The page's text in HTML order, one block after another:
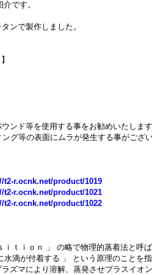
です。
ンで製作しました。
ンド等を使用する事をお勧めいたします
グ等の表面にムラが発生する事がござ
t2-r.ocnk.net/product/1019
t2-r.ocnk.net/product/1021
t2-r.ocnk.net/product/1022
ｉｏｎ 」 の略で物理的蒸着法と呼ば
滴が付着する 」 という原理のことを指
ズマにより溶解、蒸発させプラスイオ